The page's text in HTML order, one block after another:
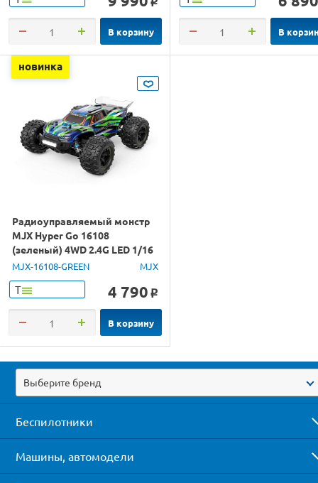
В корзину В
новинка
Радиоуправляемый монстр
MJX Hyper Go 16108
(зеленый) 4WD 2.4G LED 1/16
RTR
MJX-16108-GREEN MJX
Т 4 790 o
В корзину
Выберите бренд
Беспилотники
Машины, автомодели